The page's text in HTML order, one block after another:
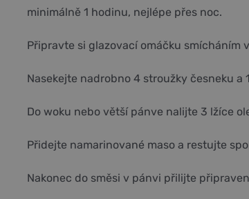
minimálně 1 hodinu, nejlépe přes noc.
Připravte si glazovací omáčku smícháním
Nasekejte nadrobno 4 stroužky česneku a
Do woku nebo větší pánve nalijte 3 lžíce
Přidejte namarinované maso a restujte
Nakonec do směsi v pánvi přilijte